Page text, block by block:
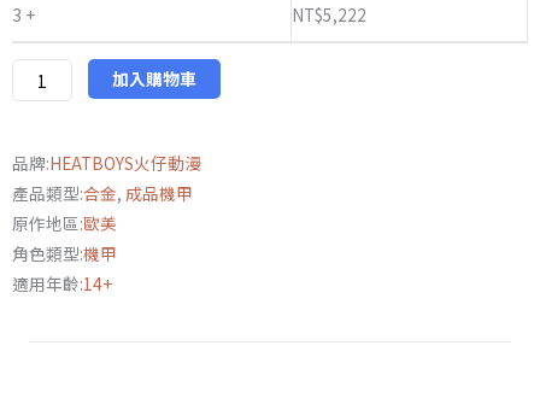
3 + NT$5,222
忍
者
李
納
多
特
典
版
加入購物車
品牌:HEATBOYS火仔動漫
產品類型:合金, 成品機甲
原作地區:歐美
角色類型:機甲
適用年齡:14+